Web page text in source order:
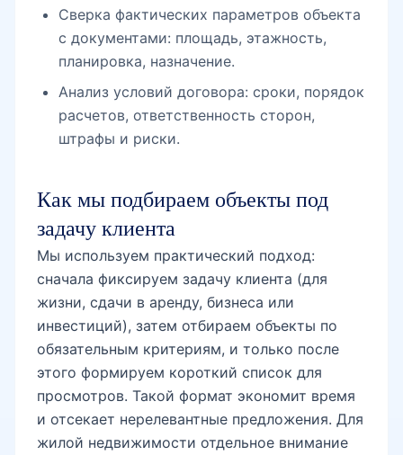
Туркестанский дворец рядом
Сверка фактических параметров объекта
с документами: площадь, этажность,
планировка, назначение.
Анализ условий договора: сроки, порядок
расчетов, ответственность сторон,
штрафы и риски.
Как мы подбираем объекты под
задачу клиента
Мы используем практический подход:
сначала фиксируем задачу клиента (для
жизни, сдачи в аренду, бизнеса или
инвестиций), затем отбираем объекты по
обязательным критериям, и только после
этого формируем короткий список для
просмотров. Такой формат экономит время
и отсекает нерелевантные предложения. Для
жилой недвижимости отдельное внимание